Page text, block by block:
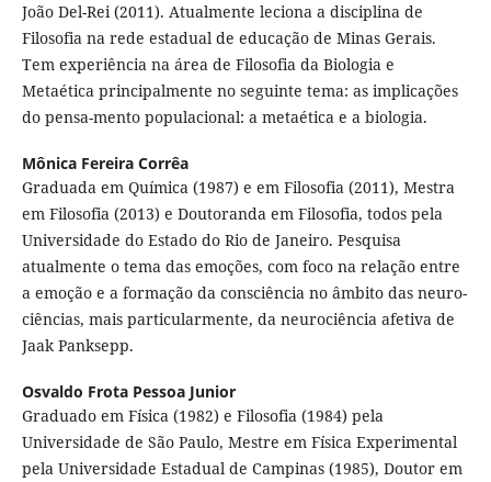
João Del-Rei (2011). Atualmente leciona a disciplina de
Filosofia na rede estadual de educação de Minas Gerais.
Tem experiência na área de Filosofia da Biologia e
Metaética principalmente no seguinte tema: as implicações
do pensa-mento populacional: a metaética e a biologia.
Mônica Fereira Corrêa
Graduada em Química (1987) e em Filosofia (2011), Mestra
em Filosofia (2013) e Doutoranda em Filosofia, todos pela
Universidade do Estado do Rio de Janeiro. Pesquisa
atualmente o tema das emoções, com foco na relação entre
a emoção e a formação da consciência no âmbito das neuro-
ciências, mais particularmente, da neurociência afetiva de
Jaak Panksepp.
Osvaldo Frota Pessoa Junior
Graduado em Física (1982) e Filosofia (1984) pela
Universidade de São Paulo, Mestre em Física Experimental
pela Universidade Estadual de Campinas (1985), Doutor em